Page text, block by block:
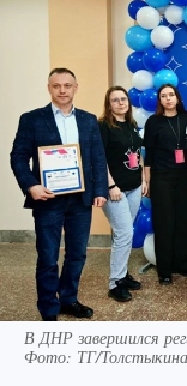
В ДНР завершился
Фото: ТГ/Толстыкина